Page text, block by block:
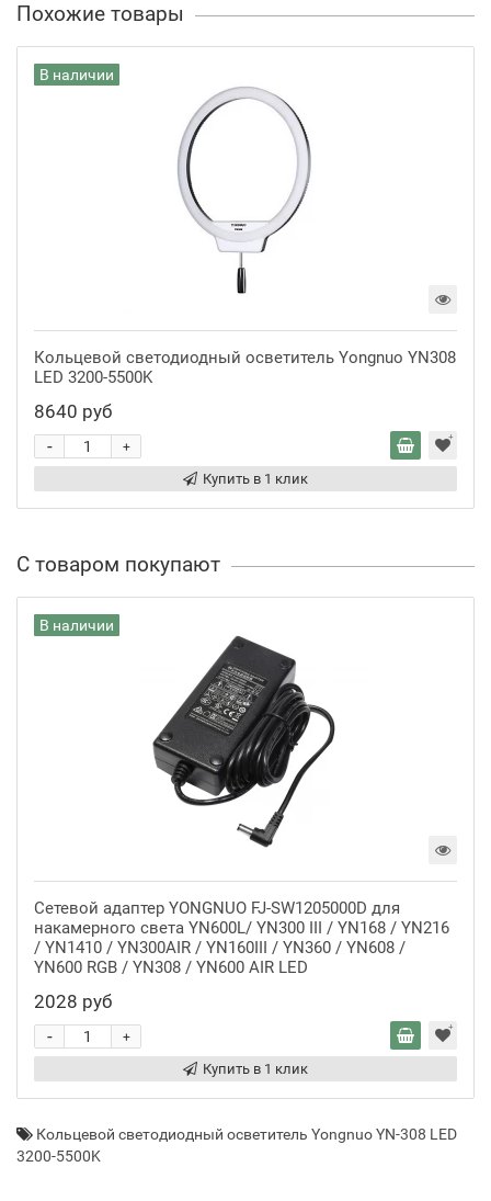
Похожие товары
В наличии
Кольцевой светодиодный осветитель Yongnuo YN308
LED 3200-5500K
8640 руб
+
-
Купить в 1 клик
С товаром покупают
В наличии
Сетевой адаптер YONGNUO FJ-SW1205000D для
накамерного света YN600L/ YN300 III / YN168 / YN216
/ YN1410 / YN300AIR / YN160III / YN360 / YN608 /
YN600 RGB / YN308 / YN600 AIR LED
2028 руб
+
-
Купить в 1 клик
Кольцевой светодиодный осветитель Yongnuo YN-308 LED
3200-5500K